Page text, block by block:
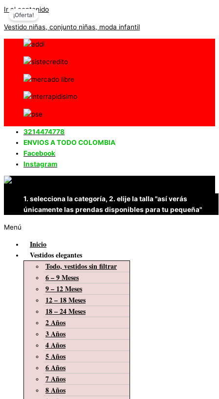
Ir al contenido
Vestido niñas, conjunto niñas, moda infantil
3214474778
ENVIOS A TODO COLOMBIA
Facebook
Instagram
1. selecciona la categoría, 2. elije la talla "así verás
únicamente las prendas disponibles para tu pequeña"
Menú
Inicio
Vestidos elegantes
Todo, vestidos sin filtrar
6 – 9 Meses
9 – 12 Meses
12 – 18 Meses
18 – 24 Meses
2 Años
3 Años
4 Años
5 Años
6 Años
7 Años
8 Años
¡Oferta!